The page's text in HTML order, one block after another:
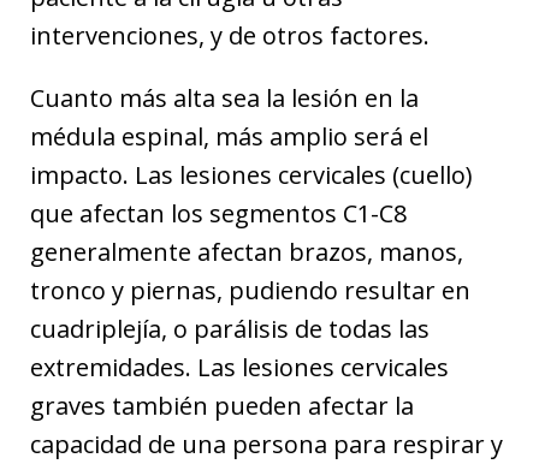
intervenciones, y de otros factores.
Cuanto más alta sea la lesión en la
médula espinal, más amplio será el
impacto. Las lesiones cervicales (cuello)
que afectan los segmentos C1-C8
generalmente afectan brazos, manos,
tronco y piernas, pudiendo resultar en
cuadriplejía, o parálisis de todas las
extremidades. Las lesiones cervicales
graves también pueden afectar la
capacidad de una persona para respirar y